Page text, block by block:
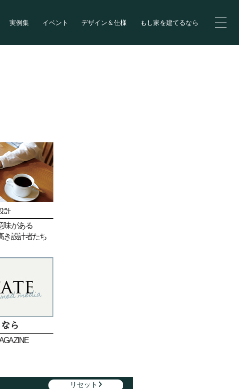
実例集 イベント デザイン＆仕様 もし家を建てるなら
計
味がある
き設計者たち
ら
リセット